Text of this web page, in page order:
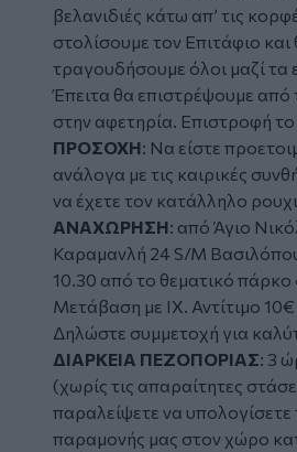
βελανιδιές κάτω απ’ τις
στολίσουμε τον Επιτάφιο και
τραγουδήσουμε όλοι μαζί τα
Έπειτα θα επιστρέψουμε από
στην αφετηρία. Επιστροφή
ΠΡΟΣΟΧΗ: Να είστε
ανάλογα με τις καιρικές
να έχετε τον κατάλληλο
ΑΝΑΧΩΡΗΣΗ: από Άγιο
Καραμανλή 24 S/M
10.30 από το θεματικό πάρκο
Μετάβαση με ΙΧ. Αντίτιμο
Δηλώστε συμμετοχή για
ΔΙΑΡΚΕΙΑ ΠΕΖΟΠΟΡΙΑΣ: 3
(χωρίς τις απαραίτητες
παραλείψετε να υπολογίσετε
παραμονής μας στον χώρο